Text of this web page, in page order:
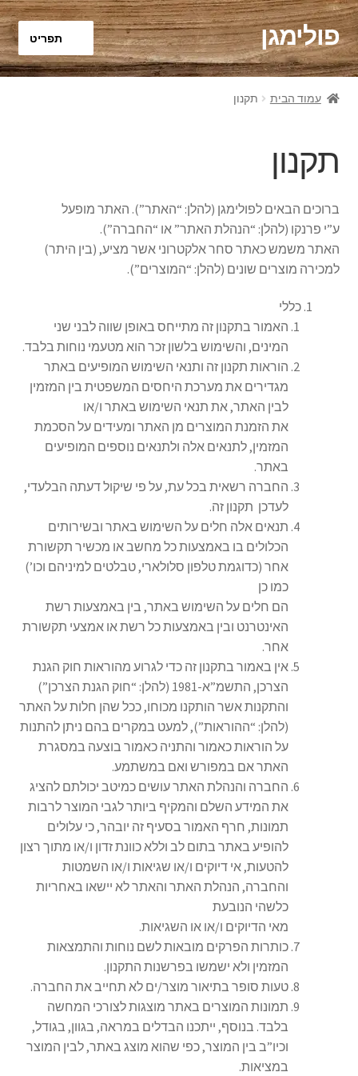
דלג
לניווט
לדלג
לתוכן
פולימגן תפריט
ראשי
הבלוג
לתשלום
סל קניות
עמוד הבית תקנון
תקנון
ברוכים הבאים לפולימגן (להלן: “האתר”). האתר מופעל
ע”י פרנקו (להלן: “הנהלת האתר” או “החברה”).
האתר משמש כאתר סחר אלקטרוני אשר מציע, (בין היתר)
למכירה מוצרים שונים (להלן: “המוצרים”).
כללי
האמור בתקנון זה מתייחס באופן שווה לבני שני
המינים, והשימוש בלשון זכר הוא מטעמי נוחות בלבד.
הוראות תקנון זה ותנאי השימוש המופיעים באתר
מגדירים את מערכת היחסים המשפטית בין המזמין
לבין האתר, את תנאי השימוש באתר ו/או
את הזמנת המוצרים מן האתר ומעידים על הסכמת
המזמין, לתנאים אלה ולתנאים נוספים המופיעים
באתר.
החברה רשאית בכל עת, על פי שיקול דעתה הבלעדי,
לעדכן תקנון זה.
תנאים אלה חלים על השימוש באתר ובשירותים
הכלולים בו באמצעות כל מחשב או מכשיר תקשורת
אחר (כדוגמת טלפון סלולארי, טבלטים למיניהם וכו’)
כמו כן
הם חלים על השימוש באתר, בין באמצעות רשת
האינטרנט ובין באמצעות כל רשת או אמצעי תקשורת
אחר.
אין באמור בתקנון זה כדי לגרוע מהוראות חוק הגנת
הצרכן, התשמ”א-1981 (להלן: “חוק הגנת הצרכן”)
והתקנות אשר הותקנו מכוחו, ככל שהן חלות על האתר
(להלן: “ההוראות”), למעט במקרים בהם ניתן להתנות
על הוראות כאמור והתניה כאמור בוצעה במסגרת
האתר אם במפורש ואם במשתמע.
החברה והנהלת האתר עושים כמיטב יכולתם להציג
את המידע השלם והמקיף ביותר לגבי המוצר לרבות
תמונות, חרף האמור בסעיף זה יובהר, כי עלולים
להופיע באתר בתום לב וללא כוונת זדון ו/או מתוך רצון
להטעות, אי דיוקים ו/או שגיאות ו/או השמטות
והחברה, הנהלת האתר והאתר לא יישאו באחריות
כלשהי הנובעת
מאי הדיוקים ו/או או השגיאות.
כותרות הפרקים מובאות לשם נוחות והתמצאות
המזמין ולא ישמשו בפרשנות התקנון.
טעות סופר בתיאור מוצר/ים לא תחייב את החברה.
תמונות המוצרים באתר מוצגות לצורכי המחשה
בלבד. בנוסף, ייתכנו הבדלים במראה, בגוון, בגודל,
וכיו”ב בין המוצר, כפי שהוא מוצג באתר, לבין המוצר
במציאות.